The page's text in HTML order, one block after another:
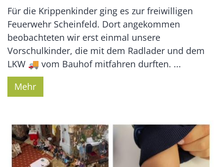
Für die Krippenkinder ging es zur freiwilligen
Feuerwehr Scheinfeld. Dort angekommen
beobachteten wir erst einmal unsere
Vorschulkinder, die mit dem Radlader und dem
LKW 🚚 vom Bauhof mitfahren durften. ...
Mehr